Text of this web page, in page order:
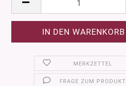
MERKZETTEL
FRAGE ZUM PRODUKT